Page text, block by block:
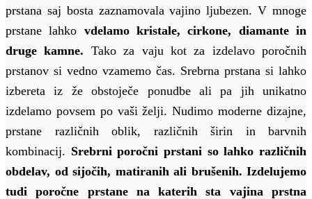
prstana saj bosta zaznamovala vajino ljubezen. V mnoge
prstane lahko vdelamo kristale, cirkone, diamante in
druge kamne. Tako za vaju kot za izdelavo poročnih
prstanov si vedno vzamemo čas. Srebrna prstana si lahko
izbereta iz že obstoječe ponudbe ali pa jih unikatno
izdelamo povsem po vaši želji. Nudimo moderne dizajne,
prstane različnih oblik, različnih širin in barvnih
kombinacij. Srebrni poročni prstani so lahko različnih
obdelav, od sijočih, matiranih ali brušenih. Izdelujemo
tudiporočne prstane na katerih sta vajina prstna